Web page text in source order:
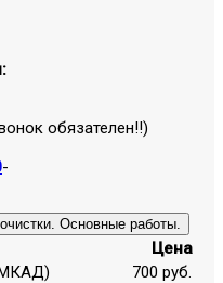
обязателен!!)
-
Основные работы.
Цена
МКАД)
700 руб.